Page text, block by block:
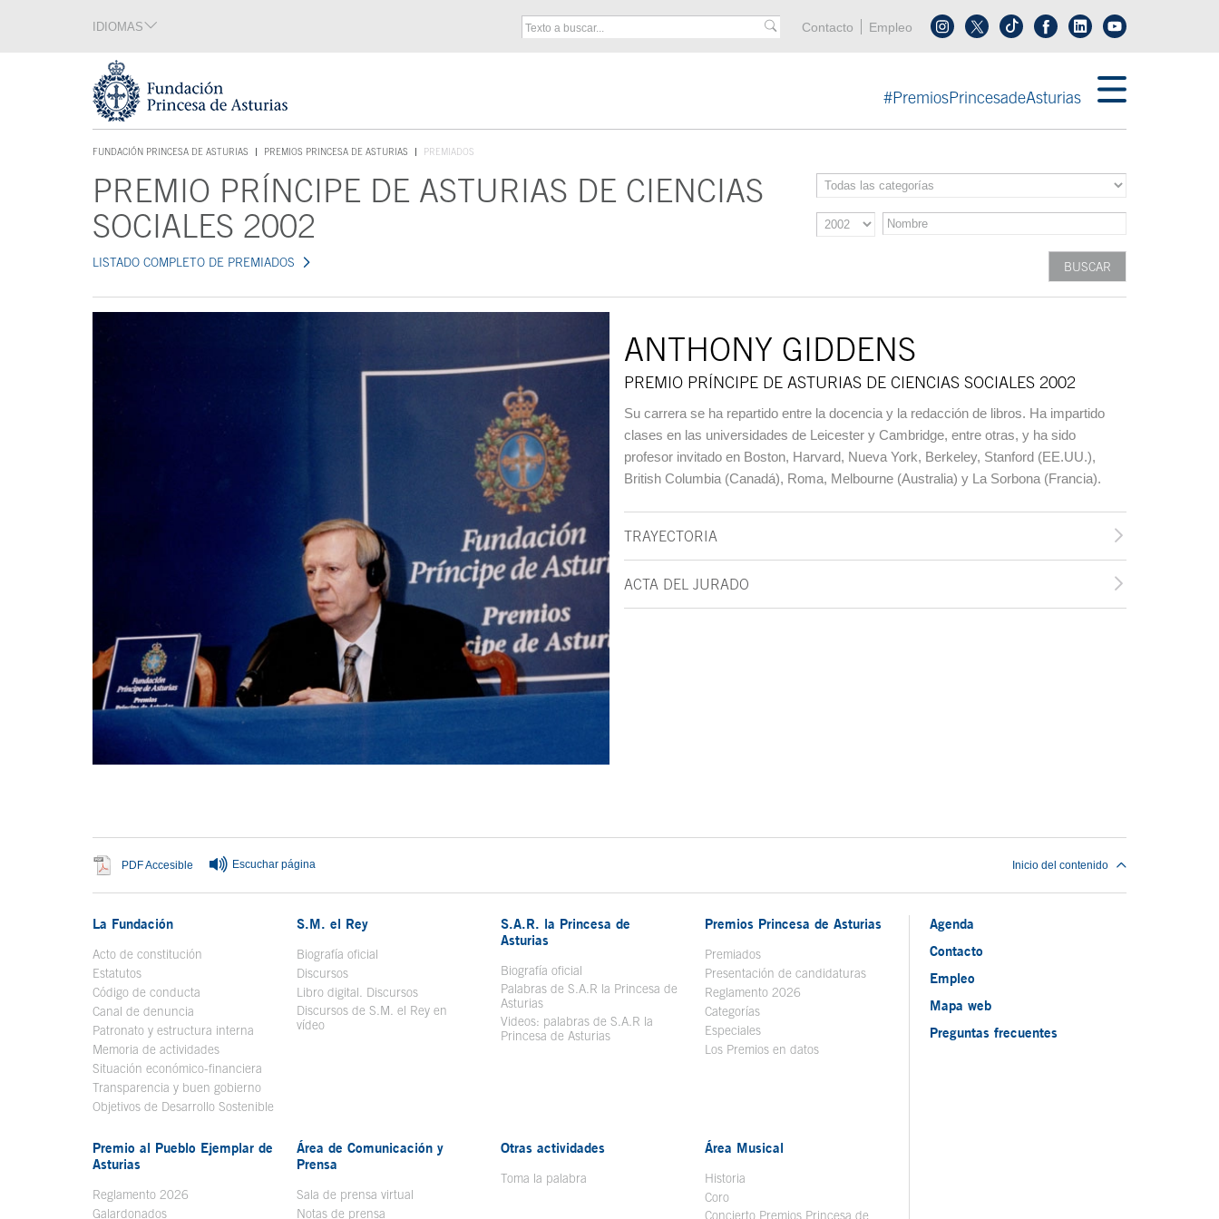
Tecla de acceso 1
IDIOMAS Menú cabecera
Contacto Empleo Síguenos en tiktokSíguenos en linkedin
#PremiosPrincesadeAsturias
FUNDACIÓN PRINCESA DE ASTURIAS
TECLA DE ACCESO 1
PREMIOS PRINCESA DE ASTURIAS PREMIADOS
Contenido principalPREMIO PRÍNCIPE DE ASTURIAS DE CIENCIAS
SOCIALES 2002
LISTADO COMPLETO DE PREMIADOS
ANTHONY GIDDENS
PREMIO PRÍNCIPE DE ASTURIAS DE CIENCIAS SOCIALES 2002
Su carrera se ha repartido entre la docencia y la redacción de libros. Ha impartido
clases en las universidades de Leicester y Cambridge, entre otras, y ha sido
profesor invitado en Boston, Harvard, Nueva York, Berkeley, Stanford (EE.UU.),
British Columbia (Canadá), Roma, Melbourne (Australia) y La Sorbona (Francia).
TRAYECTORIA
ACTA DEL JURADO
PDF Accesible Se abre en ventana nueva
Escuchar página Inicio del contenido
La Fundación
Acto de constitución
Estatutos
Código de conducta
Canal de denuncia
Patronato y estructura interna
Memoria de actividades
Situación económico-financiera
Transparencia y buen gobierno
Objetivos de Desarrollo Sostenible
S.M. el Rey
Biografía oficial
Discursos
Libro digital. DiscursosSe abre en ventana nueva
Discursos de S.M. el Rey en
vídeoSe abre en ventana nueva
S.A.R. la Princesa de
Asturias
Biografía oficial Se abre en ventana nueva
Palabras de S.A.R la Princesa de
Asturias
Videos: palabras de S.A.R la
Princesa de Asturias
Premios Princesa de Asturias
Premiados
Presentación de candidaturas
Reglamento 2026
Categorías
Especiales
Los Premios en datos
Premio al Pueblo Ejemplar de
Asturias
Reglamento 2026
Galardonados
Área de Comunicación y
Prensa
Sala de prensa virtual
Notas de prensa
Otras actividades
Toma la palabra
Área Musical
Historia
Coro
Concierto Premios Princesa de
Agenda
Contacto
Empleo
Mapa web
Preguntas frecuentes